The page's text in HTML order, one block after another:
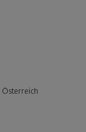
Österreich